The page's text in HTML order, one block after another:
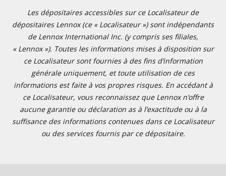
Les dépositaires accessibles sur ce Localisateur de
dépositaires Lennox (ce « Localisateur ») sont indépendants
de Lennox International Inc. (y compris ses filiales,
« Lennox »). Toutes les informations mises à disposition sur
ce Localisateur sont fournies à des fins d’information
générale uniquement, et toute utilisation de ces
informations est faite à vos propres risques. En accédant à
ce Localisateur, vous reconnaissez que Lennox n’offre
aucune garantie ou déclaration as à l’exactitude ou à la
suffisance des informations contenues dans ce Localisateur
ou des services fournis par ce dépositaire.